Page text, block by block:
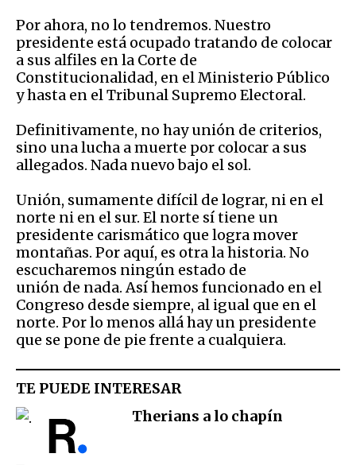
Por ahora, no lo tendremos. Nuestro
presidente está ocupado tratando de colocar
a sus alfiles en la Corte de
Constitucionalidad, en el Ministerio Público
y hasta en el Tribunal Supremo Electoral.
Definitivamente, no hay unión de criterios,
sino una lucha a muerte por colocar a sus
allegados. Nada nuevo bajo el sol.
Unión, sumamente difícil de lograr, ni en el
norte ni en el sur. El norte sí tiene un
presidente carismático que logra mover
montañas. Por aquí, es otra la historia. No
escucharemos ningún estado de
unión de nada. Así hemos funcionado en el
Congreso desde siempre, al igual que en el
norte. Por lo menos allá hay un presidente
que se pone de pie frente a cualquiera.
TE PUEDE INTERESAR
Therians a lo chapín